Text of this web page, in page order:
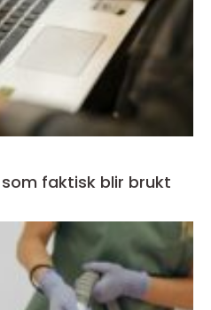
faktisk blir brukt